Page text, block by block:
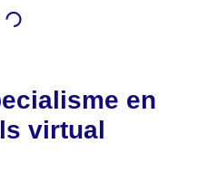
en
virtual